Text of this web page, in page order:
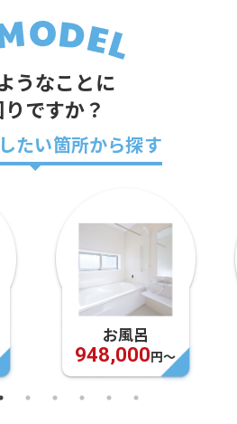
うなことに
ですか？
たい箇所から探す
お風呂
948,000円〜